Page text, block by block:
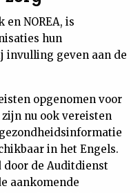
NOREA, is
hun
invulling geven aan de
opgenomen voor
zijn nu ook vereisten
in het Engels.
door de Auditdienst
aankomende